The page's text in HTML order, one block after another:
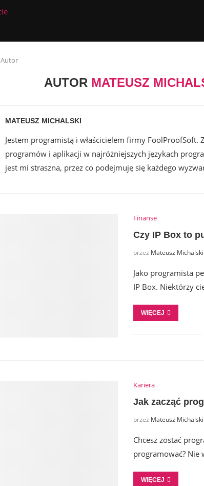
Autor
AUTOR MATEUSZ
MATEUSZ MICHALSKI
Jestem programistą i właścicielem firmy
programów i aplikacji w najróżniejszych językach
jest mi straszna, przez co podejmuję się każdego
Finanse
Czy IP Box to
przez Mateusz Michalski
Jako programista
IP Box. Niektórzy
WIĘCEJ
Kariera
Jak zacząć
przez Mateusz Michalski
Chcesz zostać
programować? Nie
WIĘCEJ